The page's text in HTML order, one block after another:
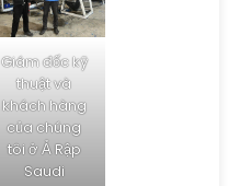
Giám đốc kỹ
thuật và
khách hàng
của chúng
tôi ở Ả Rập
Saudi